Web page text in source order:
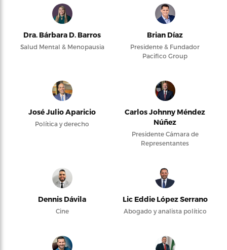
Dra. Bárbara D. Barros
Salud Mental & Menopausia
Brian Díaz
Presidente & Fundador
Pacifico Group
José Julio Aparicio
Política y derecho
Carlos Johnny Méndez
Núñez
Presidente Cámara de
Representantes
Dennis Dávila
Cine
Lic Eddie López Serrano
Abogado y analista político